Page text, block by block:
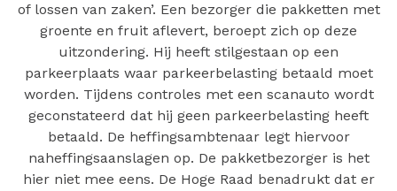
of lossen van zaken’. Een bezorger die pakketten met
groente en fruit aflevert, beroept zich op deze
uitzondering. Hij heeft stilgestaan op een
parkeerplaats waar parkeerbelasting betaald moet
worden. Tijdens controles met een scanauto wordt
geconstateerd dat hij geen parkeerbelasting heeft
betaald. De heffingsambtenaar legt hiervoor
naheffingsaanslagen op. De pakketbezorger is het
hier niet mee eens. De Hoge Raad benadrukt dat er